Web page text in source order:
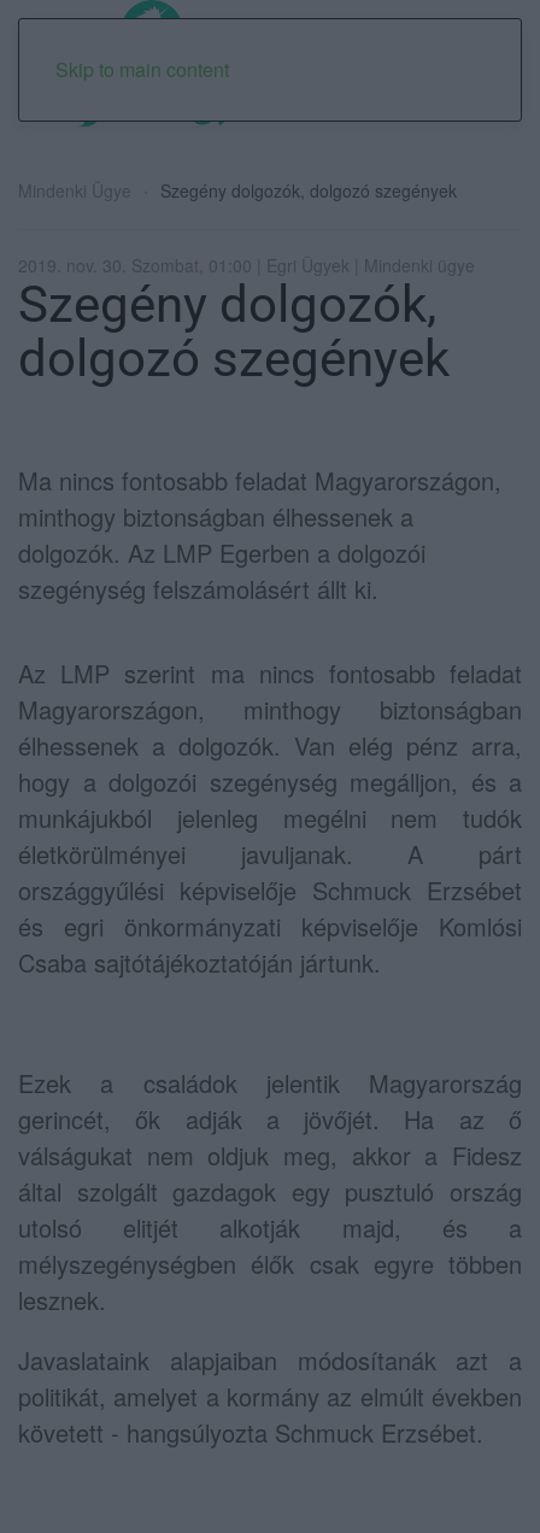
Skip to main content
Mindenki Ügye Szegény dolgozók, dolgozó szegények
2019. nov. 30. Szombat, 01:00 | Egri Ügyek | Mindenki ügye
Szegény dolgozók,
dolgozó szegények
Ma nincs fontosabb feladat Magyarországon,
minthogy biztonságban élhessenek a
dolgozók. Az LMP Egerben a dolgozói
szegénység felszámolásért állt ki.
Az LMP szerint ma nincs fontosabb feladat
Magyarországon, minthogy biztonságban
élhessenek a dolgozók. Van elég pénz arra,
hogy a dolgozói szegénység megálljon, és a
munkájukból jelenleg megélni nem tudók
életkörülményei javuljanak. A párt
országgyűlési képviselője Schmuck Erzsébet
és egri önkormányzati képviselője Komlósi
Csaba sajtótájékoztatóján jártunk.
Ezek a családok jelentik Magyarország
gerincét, ők adják a jövőjét. Ha az ő
válságukat nem oldjuk meg, akkor a Fidesz
által szolgált gazdagok egy pusztuló ország
utolsó elitjét alkotják majd, és a
mélyszegénységben élők csak egyre többen
lesznek.
Javaslataink alapjaiban módosítanák azt a
politikát, amelyet a kormány az elmúlt években
követett - hangsúlyozta Schmuck Erzsébet.